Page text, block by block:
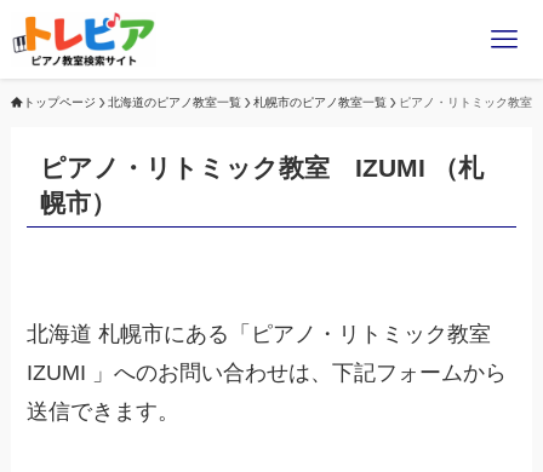
トップページ 北海道のピアノ教室一覧 札幌市のピアノ教室一覧 ピアノ・リトミック教室
ピアノ・リトミック教室 IZUMI （札
幌市）
北海道 札幌市にある「ピアノ・リトミック教室
IZUMI 」へのお問い合わせは、下記フォームから
送信できます。